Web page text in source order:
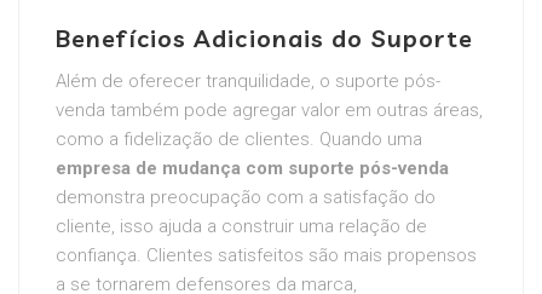
Benefícios Adicionais do Suporte
Além de oferecer tranquilidade, o suporte pós-
venda também pode agregar valor em outras áreas,
como a fidelização de clientes. Quando uma
empresa de mudança com suporte pós-venda
demonstra preocupação com a satisfação do
cliente, isso ajuda a construir uma relação de
confiança. Clientes satisfeitos são mais propensos
a se tornarem defensores da marca,